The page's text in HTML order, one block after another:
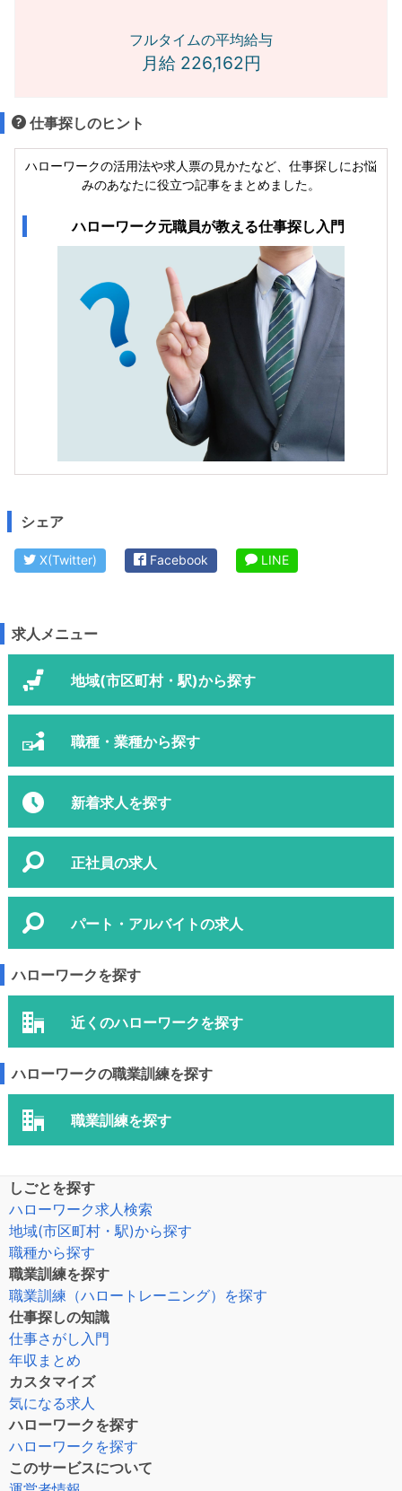
フルタイムの平均給与
月給 226,162円
仕事探しのヒント
ハローワークの活用法や求人票の見かたなど、仕事探しにお悩
みのあなたに役立つ記事をまとめました。
ハローワーク元職員が教える仕事探し入門
シェア
X(Twitter) Facebook LINE
求人メニュー
地域(市区町村・駅)から探す
職種・業種から探す
新着求人を探す
正社員の求人
パート・アルバイトの求人
ハローワークを探す
近くのハローワークを探す
ハローワークの職業訓練を探す
職業訓練を探す
しごとを探す
ハローワーク求人検索
地域(市区町村・駅)から探す
職種から探す
職業訓練を探す
職業訓練（ハロートレーニング）を探す
仕事探しの知識
仕事さがし入門
年収まとめ
カスタマイズ
気になる求人
ハローワークを探す
ハローワークを探す
このサービスについて